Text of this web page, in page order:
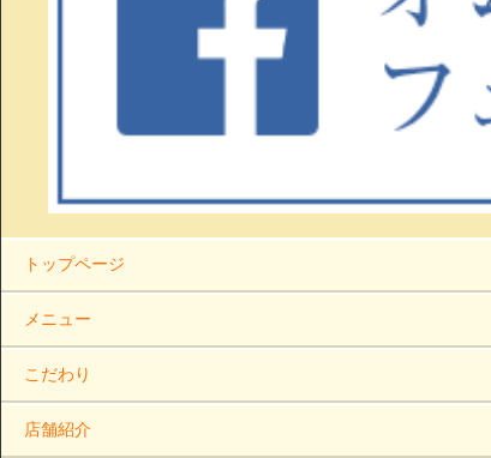
トップページ
メニュー
こだわり
店舗紹介